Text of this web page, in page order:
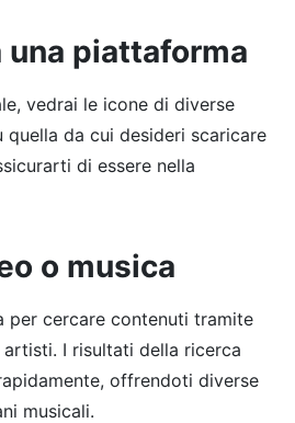
una piattaforma
vedrai le icone di diverse
da cui desideri scaricare
di essere nella
o musica
per cercare contenuti tramite
I risultati della ricerca
offrendoti diverse
musicali.